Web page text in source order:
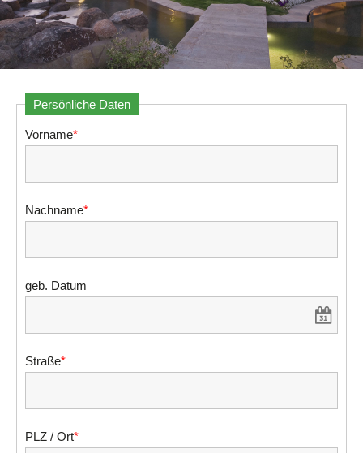
Persönliche Daten
Vorname*
Nachname*
geb. Datum
Straße*
PLZ / Ort*